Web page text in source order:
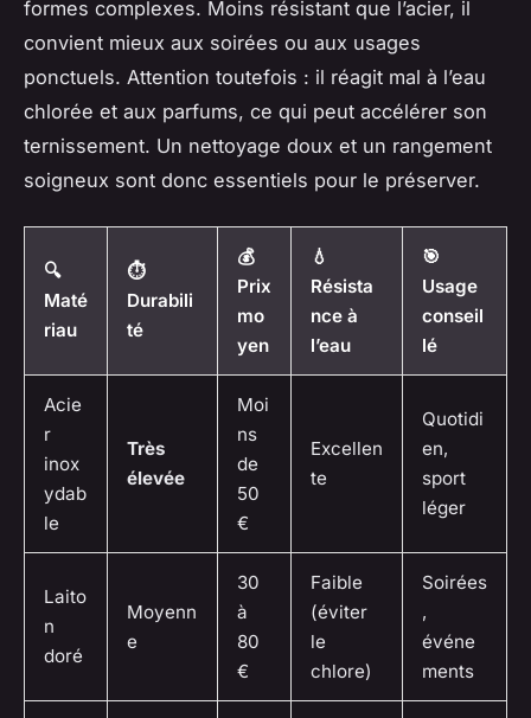
formes complexes. Moins résistant que l’acier, il
convient mieux aux soirées ou aux usages
ponctuels. Attention toutefois : il réagit mal à l’eau
chlorée et aux parfums, ce qui peut accélérer son
ternissement. Un nettoyage doux et un rangement
soigneux sont donc essentiels pour le préserver.
🔍
Maté
riau
⏱️
Durabili
té
💰
Prix
mo
yen
💧
Résista
nce à
l’eau
🎯
Usage
conseil
lé
Acie
r
inox
ydab
le
Très
élevée
Moi
ns
de
50
€
Excellen
te
Quotidi
en,
sport
léger
Laito
n
doré
Moyenn
e
30
à
80
€
Faible
(éviter
le
chlore)
Soirées
,
événe
ments